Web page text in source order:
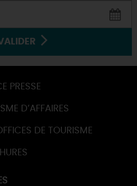
PRESSE
D’AFFAIRES
DE TOURISME